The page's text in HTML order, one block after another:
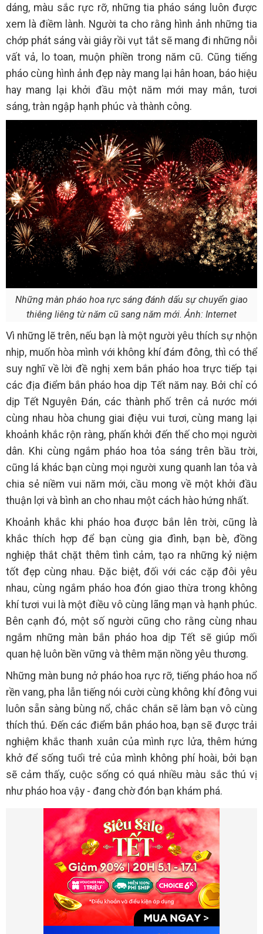
dáng, màu sắc rực rỡ, những tia pháo sáng luôn được
xem là điềm lành. Người ta cho rằng hình ảnh những tia
chớp phát sáng vài giây rồi vụt tắt sẽ mang đi những nỗi
vất vả, lo toan, muộn phiền trong năm cũ. Cũng tiếng
pháo cùng hình ảnh đẹp này mang lại hân hoan, báo hiệu
hay mang lại khởi đầu một năm mới may mắn, tươi
sáng, tràn ngập hạnh phúc và thành công.
Những màn pháo hoa rực sáng đánh dấu sự chuyển giao
thiêng liêng từ năm cũ sang năm mới. Ảnh: Internet
Vì những lẽ trên, nếu bạn là một người yêu thích sự nhộn
nhịp, muốn hòa mình với không khí đám đông, thì có thể
suy nghĩ về lời đề nghị xem bắn pháo hoa trực tiếp tại
các địa điểm bắn pháo hoa dịp Tết năm nay. Bởi chỉ có
dịp Tết Nguyên Đán, các thành phố trên cả nước mới
cùng nhau hòa chung giai điệu vui tươi, cùng mang lại
khoảnh khắc rộn ràng, phấn khởi đến thế cho mọi người
dân. Khi cùng ngắm pháo hoa tỏa sáng trên bầu trời,
cũng lá khác bạn cùng mọi người xung quanh lan tỏa và
chia sẻ niềm vui năm mới, cầu mong về một khởi đầu
thuận lợi và bình an cho nhau một cách hào hứng nhất.
Khoảnh khắc khi pháo hoa được bắn lên trời, cũng là
khắc thích hợp để bạn cùng gia đình, bạn bè, đồng
nghiệp thắt chặt thêm tình cảm, tạo ra những kỷ niệm
tốt đẹp cùng nhau. Đặc biệt, đối với các cặp đôi yêu
nhau, cùng ngắm pháo hoa đón giao thừa trong không
khí tươi vui là một điều vô cùng lãng mạn và hạnh phúc.
Bên cạnh đó, một số người cũng cho rằng cùng nhau
ngắm những màn bắn pháo hoa dịp Tết sẽ giúp mối
quan hệ luôn bền vững và thêm mặn nồng yêu thương.
Những màn bung nở pháo hoa rực rỡ, tiếng pháo hoa nổ
rền vang, pha lẫn tiếng nói cười cùng không khí đông vui
luôn sẵn sàng bùng nổ, chắc chắn sẽ làm bạn vô cùng
thích thú. Đến các điểm bắn pháo hoa, bạn sẽ được trải
nghiệm khắc thanh xuân của mình rực lửa, thêm hứng
khở để sống tuổi trẻ của mình không phí hoài, bởi bạn
sẽ cảm thấy, cuộc sống có quá nhiều màu sắc thú vị
như pháo hoa vậy - đang chờ đón bạn khám phá.